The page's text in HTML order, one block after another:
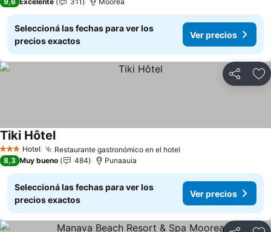
Seleccioná las fechas para ver los
precios exactos
Ver precios
Compartir
3 Estrellas
Hotel Restaurante gastronómico en el hotel
Tiki HôtelVer precios
8,3 Muy bueno 484 Punaauia
Seleccioná las fechas para ver los
precios exactos
Ver precios